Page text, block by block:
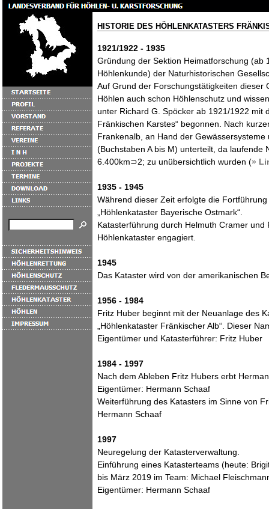
HISTORIE DES HÖHLENKATASTERS
1921/1922 - 1935
Gründung der Sektion Heimatforschung (ab
Höhlenkunde) der Naturhistorischen
Auf Grund der Forschungstätigkeiten dieser
Höhlen auch schon Höhlenschutz und
unter Richard G. Spöcker ab 1921/1922 mit
Fränkischen Karstes“ begonnen. Nach
Frankenalb, an Hand der
(Buchstaben A bis M) unterteilt, da laufende
6.400km⊃2; zu unübersichtlich wurden (»
1935 - 1945
Während dieser Zeit erfolgte die
„Höhlenkataster Bayerische Ostmark“.
Katasterführung durch Helmuth Cramer
Höhlenkataster engagiert.
1945
Das Kataster wird von der amerikanischen
1956 - 1984
Fritz Huber beginnt mit der Neuanlage des
„Höhlenkataster Fränkischer Alb“. Dieser
Eigentümer und Katasterführer: Fritz Huber
1984 - 1997
Nach dem Ableben Fritz Hubers erbt
Eigentümer: Hermann Schaaf
Weiterführung des Katasters im Sinne von
Hermann Schaaf
1997
Neuregelung der Katasterverwaltung.
Einführung eines Katasterteams (heute:
bis März 2019 im Team: Michael
Eigentümer: Hermann Schaaf